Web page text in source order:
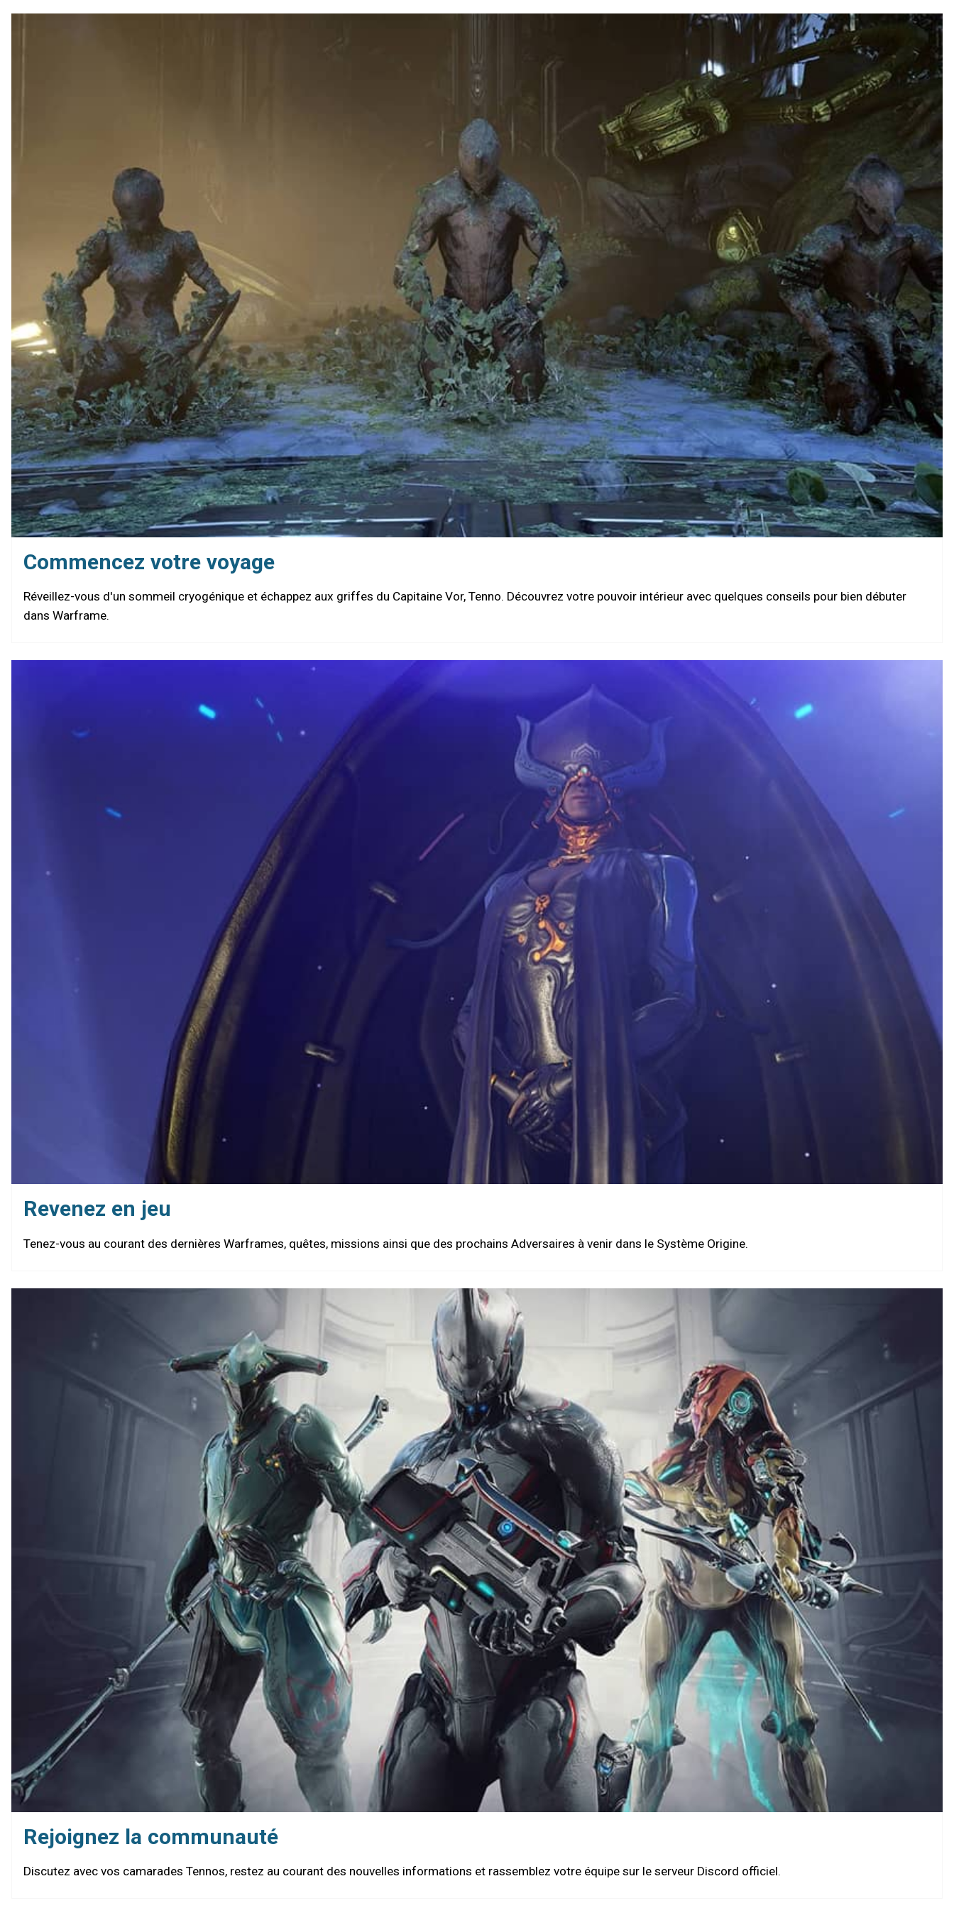
Commencez votre voyage
Réveillez-vous d'un sommeil cryogénique et échappez aux griffes du Capitaine Vor, Tenno. Découvrez votre pouvoir intérieur avec quelques conseils pour bien débuter
dans Warframe.
Revenez en jeu
Tenez-vous au courant des dernières Warframes, quêtes, missions ainsi que des prochains Adversaires à venir dans le Système Origine.
Rejoignez la communauté
Discutez avec vos camarades Tennos, restez au courant des nouvelles informations et rassemblez votre équipe sur le serveur Discord officiel.